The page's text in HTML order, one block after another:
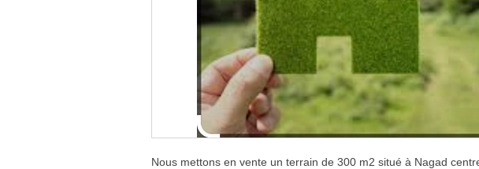
Nous mettons en vente un terrain de 300 m2 situé à Nagad